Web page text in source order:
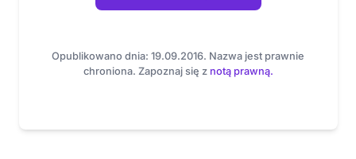
Opublikowano dnia: 19.09.2016. Nazwa jest prawnie
chroniona. Zapoznaj się z notą prawną.